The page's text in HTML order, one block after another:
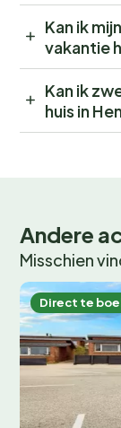
Kan ik
vakantie
Kan ik
huis in
Andere
Misschien
Direct te